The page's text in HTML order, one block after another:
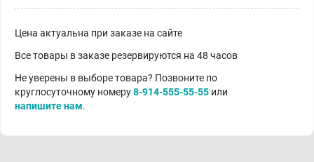
Цена актуальна при заказе на сайте
Все товары в заказе резервируются на 48 часов
Не уверены в выборе товара? Позвоните по
круглосуточному номеру8-914-555-55-55 или
напишите нам.